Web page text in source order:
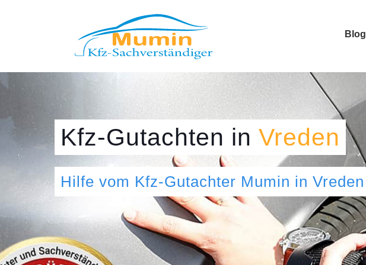
Blog
Kfz-Gutachten in Vreden
Hilfe vom Kfz-Gutachter Mumin in Vreden